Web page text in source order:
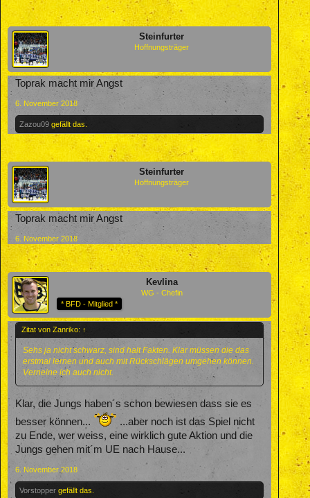
Steinfurter
Hoffnungsträger
Toprak macht mir Angst
6. November 2018
Zazou09 gefällt das.
Steinfurter
Hoffnungsträger
Toprak macht mir Angst
6. November 2018
Kevlina
WG - Chefin
* BFD - Mitglied *
Zitat von Zanriko: ↑
Sehs ja nicht schwarz, sind halt Fakten. Klar müssen die das
erstmal lernen und auch mit Rückschlägen umgehen können.
Verneine ich auch nicht.
Klar, die Jungs haben´s schon bewiesen dass sie es
besser können...
...aber noch ist das Spiel nicht
zu Ende, wer weiss, eine wirklich gute Aktion und die
Jungs gehen mit´m UE nach Hause...
6. November 2018
Vorstopper gefällt das.